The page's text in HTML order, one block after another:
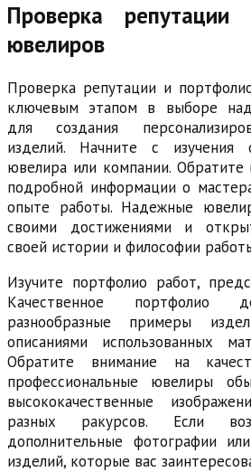
Проверка
ювелиров
Проверка репутации и
ключевым этапом в выборе
для создания
изделий. Начните с изучения
ювелира или компании. Обратите
подробной информации о
опыте работы. Надежные
своими достижениями и
своей истории и философии
Изучите портфолио работ,
Качественное портфолио
разнообразные примеры
описаниями использованных
Обратите внимание на
профессиональные ювелиры
высококачественные
разных ракурсов. Если
дополнительные фотографии
изделий, которые вас